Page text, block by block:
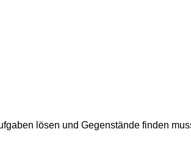
lösen und Gegenstände finden